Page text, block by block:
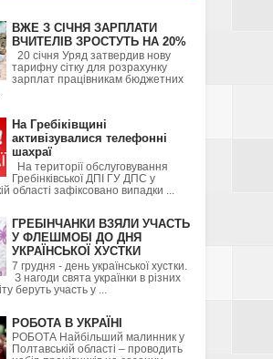
ВЖЕ З СІЧНЯ ЗАРПЛАТИ
ВЧИТЕЛІВ ЗРОСТУТЬ НА 20%
20 січня Уряд затвердив нову
тарифну сітку для розрахунку
зарплат працівникам бюджетних
На Гребіківщині
активізувалися телефонні
шахраї
На території обслуговування
Гребінківської ДПІ ГУ ДПС у
області зафіксовано випадки ...
ГРЕБІНЧАНКИ ВЗЯЛИ УЧАСТЬ
У ФЛЕШМОБІ ДО ДНЯ
УКРАЇНСЬКОЇ ХУСТКИ
7 грудня - день української хустки.
З нагоди свята українки в різних
беруть участь у ...
РОБОТА В УКРАЇНІ
РОБОТА Найбільший малинник у
Полтавській області – проводить